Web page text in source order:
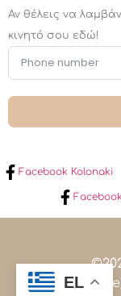
Αν θέλεις να
κινητό σου εδώ!
Facebook Kolonaki
EL